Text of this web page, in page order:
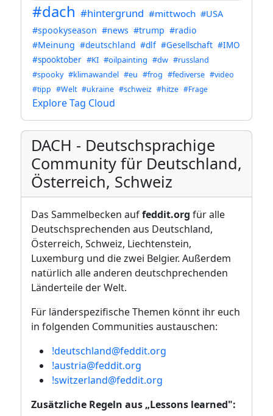
#dach #hintergrund #mittwoch #USA
#spookyseason #news #trump #radio
#Meinung #deutschland #dlf #Gesellschaft #IMO
#spooktober #KI #oilpainting #dw #russland
#spooky #klimawandel #eu #frog #fediverse #video
#tipp #Welt #ukraine #schweiz #hitze #Frage
Explore Tag Cloud
DACH - Deutschsprachige
Community für Deutschland,
Österreich, Schweiz
Das Sammelbecken auffeddit.org für alle
Deutschsprechenden aus Deutschland,
Österreich, Schweiz, Liechtenstein,
Luxemburg und die zwei Belgier. Außerdem
natürlich alle anderen deutschprechenden
Länderteile der Welt.
Für länderspezifische Themen könnt ihr euch
in folgenden Communities austauschen:
!deutschland@feddit.org
!austria@feddit.org
!switzerland@feddit.org
Zusätzliche Regeln aus „Lessons learned":